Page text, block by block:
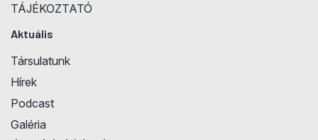
TÁJÉKOZTATÓ
Aktuális
Társulatunk
Hírek
Podcast
Galéria